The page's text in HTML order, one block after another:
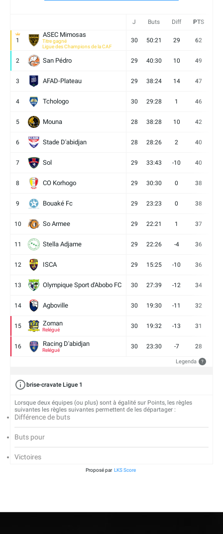
J Buts Diff PTS
1
ASEC Mimosas
Titre gagné
Ligue des Champions de la CAF
30 50:21 29 62
2 San Pédro 29 40:30 10 49
3 AFAD-Plateau 29 38:24 14 47
4 Tchologo 30 29:28 1 46
5 Mouna 28 38:28 10 42
6 Stade D'abidjan 28 28:26 2 40
7 Sol 29 33:43 -10 40
8 CO Korhogo 29 30:30 0 38
9 Bouaké Fc 29 23:23 0 38
10 So Armee 29 22:21 1 37
11 Stella Adjame 29 22:26 -4 36
12 ISCA 29 15:25 -10 36
13 Olympique Sport d'Abobo FC 30 27:39 -12 34
14 Agboville 30 19:30 -11 32
15 Zoman
Relégué
30 19:32 -13 31
16 Racing D'abidjan
Relégué
30 23:30 -7 28
Legenda ?
brise-cravate Ligue 1
Lorsque deux équipes (ou plus) sont à égalité sur Points, les règles
suivantes les règles suivantes permettent de les départager :
Différence de buts
Buts pour
Victoires
Proposé par LKS Score